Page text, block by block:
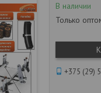
В наличии
Только
+375 (29)